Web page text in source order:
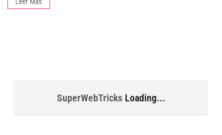
SuperWebTricksLoading...